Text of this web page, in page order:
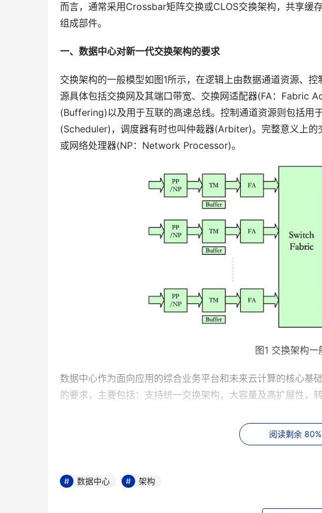
而言，通常采用Crossbar矩阵交换或CLOS交换架构，共享缓
组成部件。
一、数据中心对新一代交换架构的要求
交换架构的一般模型如图1所示，在逻辑上由数据通道资源、
源具体包括交换网及其端口带宽、交换网适配器(FA：Fabric
(Buffering)以及用于互联的高速总线。控制通道资源则包括用
(Scheduler)，调度器有时也叫仲裁器(Arbiter)。完整意义上
或网络处理器(NP：Network Processor)。
图1 交换架构一
数据中心作为面向应用的综合业务平台和未来云计算的核心基
的要求，主要包括：支持统一交换架构，大容量及高扩展性，
1、 支持统一交换架构(Unified Switch Fabric)
扩展和支持FCoE、FC等接口及其转发，从而与存储网络无缝
阅读剩余 80%
数据中心 架构